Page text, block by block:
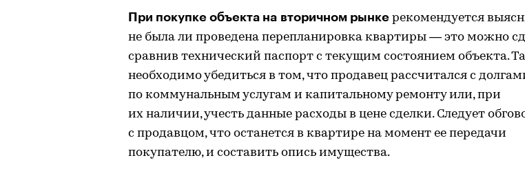
При покупке объекта на вторичном рынке рекомендуется
не была ли проведена перепланировка квартиры — это можно
сравнив технический паспорт с текущим состоянием объекта.
необходимо убедиться в том, что продавец рассчитался с
по коммунальным услугам и капитальному ремонту или, при
их наличии, учесть данные расходы в цене сделки. Следует
с продавцом, что останется в квартире на момент ее передачи
покупателю, и составить опись имущества.